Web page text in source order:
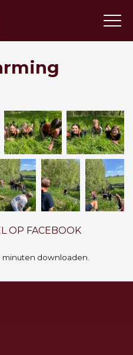
OP FACEBOOK
downloaden.